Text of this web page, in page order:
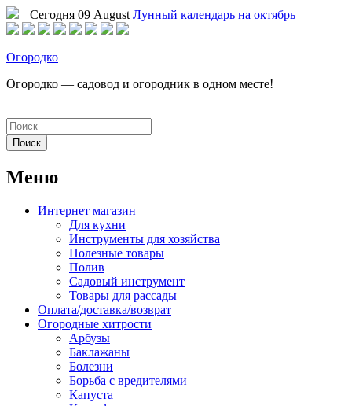
Сегодня 09 August Лунный календарь на октябрь
Огородко
Огородко — садовод и огородник в одном месте!
Меню
Интернет магазин
Для кухни
Инструменты для хозяйства
Полезные товары
Полив
Садовый инструмент
Товары для рассады
Оплата/доставка/возврат
Огородные хитрости
Арбузы
Баклажаны
Болезни
Борьба с вредителями
Капуста